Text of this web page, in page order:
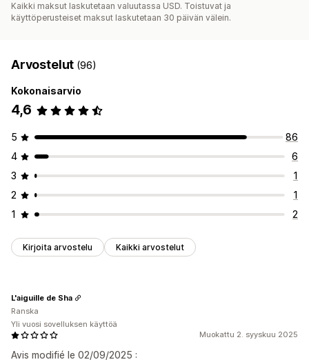
Kaikki maksut laskutetaan valuutassa USD. Toistuvat ja
käyttöperusteiset maksut laskutetaan 30 päivän välein.
Arvostelut (96)
Kokonaisarvio
4,6
5
86
4
6
3
1
2
1
1
2
Kirjoita arvostelu Kaikki arvostelut
Muokattu 2. syyskuu 2025
Avis modifié le 02/09/2025 :
L'aiguille de Sha
Ranska
Yli vuosi sovelluksen käyttöä